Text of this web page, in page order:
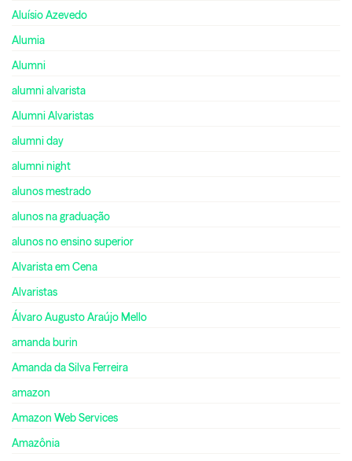
Aluísio Azevedo
Alumia
Alumni
alumni alvarista
Alumni Alvaristas
alumni day
alumni night
alunos mestrado
alunos na graduação
alunos no ensino superior
Alvarista em Cena
Alvaristas
Álvaro Augusto Araújo Mello
amanda burin
Amanda da Silva Ferreira
amazon
Amazon Web Services
Amazônia